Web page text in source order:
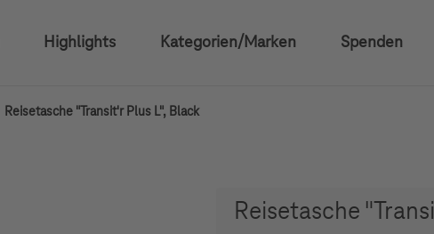
Highlights Kategorien/Marken Spenden
Reisetasche "Transit'r Plus L", Black
Reisetasche